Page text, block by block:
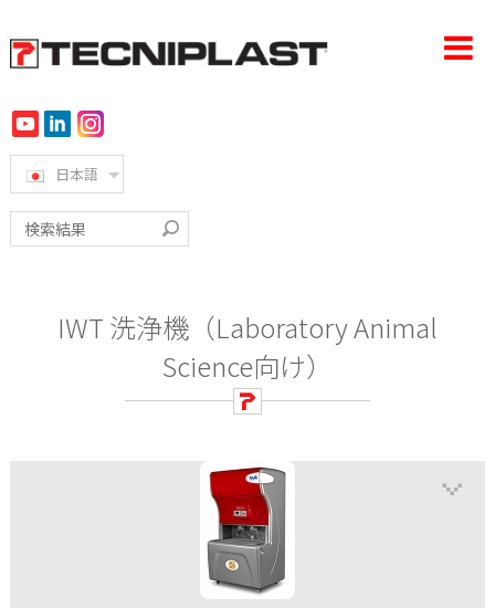
ホーム
会社概要
導入事例
ニュース＆イベント
日本語
IWT 洗浄機（Laboratory Animal
Science向け）